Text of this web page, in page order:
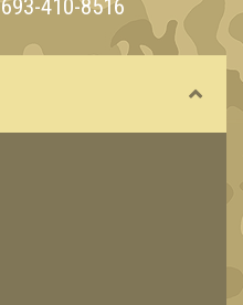
693-410-8516